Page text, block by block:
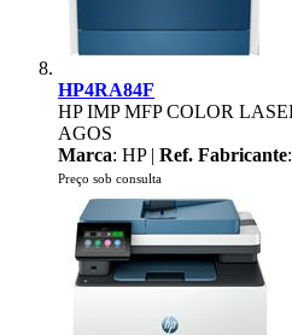
HP4RA84F
HP IMP MFP COLOR
AGOS
Marca: HP | Ref. Fabricante
Preço sob consulta